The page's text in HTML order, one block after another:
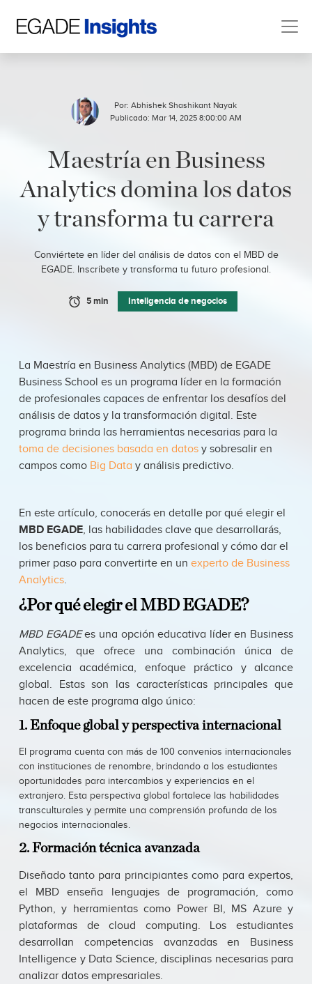
Por: Abhishek Shashikant Nayak
Publicado: Mar 14, 2025 8:00:00 AM
Maestría en Business
Analytics domina los datos
y transforma tu carrera
Conviértete en líder del análisis de datos con el MBD de
EGADE. Inscríbete y transforma tu futuro profesional.
5 min Inteligencia de negocios
La Maestría en Business Analytics (MBD) de EGADE
Business School es un programa líder en la formación
de profesionales capaces de enfrentar los desafíos del
análisis de datos y la transformación digital. Este
programa brinda las herramientas necesarias para la
toma de decisiones basada en datos y sobresalir en
campos como Big Data y análisis predictivo.
En este artículo, conocerás en detalle por qué elegir el
MBD EGADE, las habilidades clave que desarrollarás,
los beneficios para tu carrera profesional y cómo dar el
primer paso para convertirte en un experto de Business
Analytics.
¿Por qué elegir el MBD EGADE?
MBD EGADEes una opción educativa líder en Business
Analytics, que ofrece una combinación única de
excelencia académica, enfoque práctico y alcance
global. Estas son las características principales que
hacen de este programa algo único:
1. Enfoque global y perspectiva internacional
El programa cuenta con más de 100 convenios internacionales
con instituciones de renombre, brindando a los estudiantes
oportunidades para intercambios y experiencias en el
extranjero. Esta perspectiva global fortalece las habilidades
transculturales y permite una comprensión profunda de los
negocios internacionales.
2. Formación técnica avanzada
Diseñado tanto para principiantes como para expertos,
el MBD enseña lenguajes de programación, como
Python, y herramientas como Power BI, MS Azure y
plataformas de cloud computing. Los estudiantes
desarrollan competencias avanzadas en Business
Intelligence y Data Science, disciplinas necesarias para
analizar datos empresariales.